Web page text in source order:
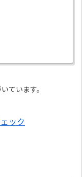
ています。
ック